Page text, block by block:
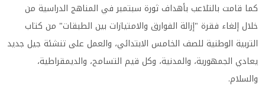
كما قامت بالتلاعب بأهداف ثورة سبتمبر في المناهج الدراسية من
خلال إلغاء فقرة "إزالة الفوارق والامتيازات بين الطبقات" من كتاب
التربية الوطنية للصف الخامس الابتدائي، والعمل على تنشئة جيل جديد
يعادي الجمهورية، والمدنية، وكل قيم التسامح، والديمقراطية،
والسلام.